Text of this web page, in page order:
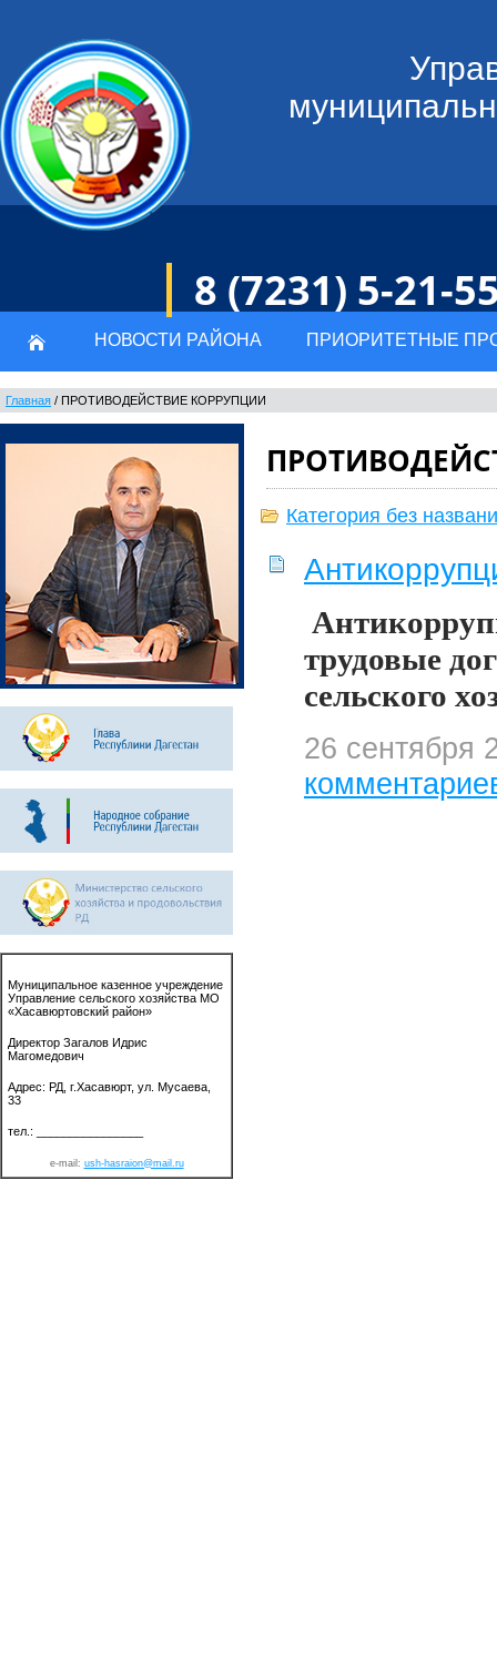
8 (7231) 5-21-
НОВОСТИ РАЙОНА ПРИОРИТЕТНЫЕ
Главная / ПРОТИВОДЕЙСТВИЕ КОРРУПЦИИ
Муниципальное казенное учреждение
Управление сельского хозяйства МО
«Хасавюртовский район»
Директор Загалов Идрис
Магомедович
Адрес: РД, г.Хасавюрт, ул. Мусаева,
33
тел.: ________________
e-mail: ush-hasraion@mail.ru
Категория без
трудовые
сельского
26 сентября